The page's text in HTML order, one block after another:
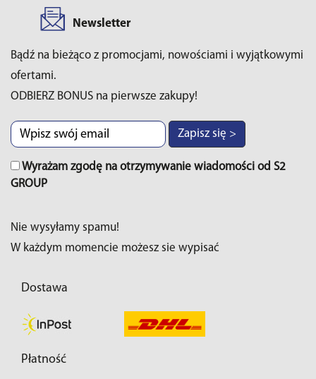
Newsletter
Bądź na bieżąco z promocjami, nowościami i wyjątkowymi
ofertami.
ODBIERZ BONUS na pierwsze zakupy!
Zapisz się >
Wyrażam zgodę na otrzymywanie wiadomości od S2
GROUP
Nie wysyłamy spamu!
W każdym momencie możesz sie wypisać
Dostawa
Płatność